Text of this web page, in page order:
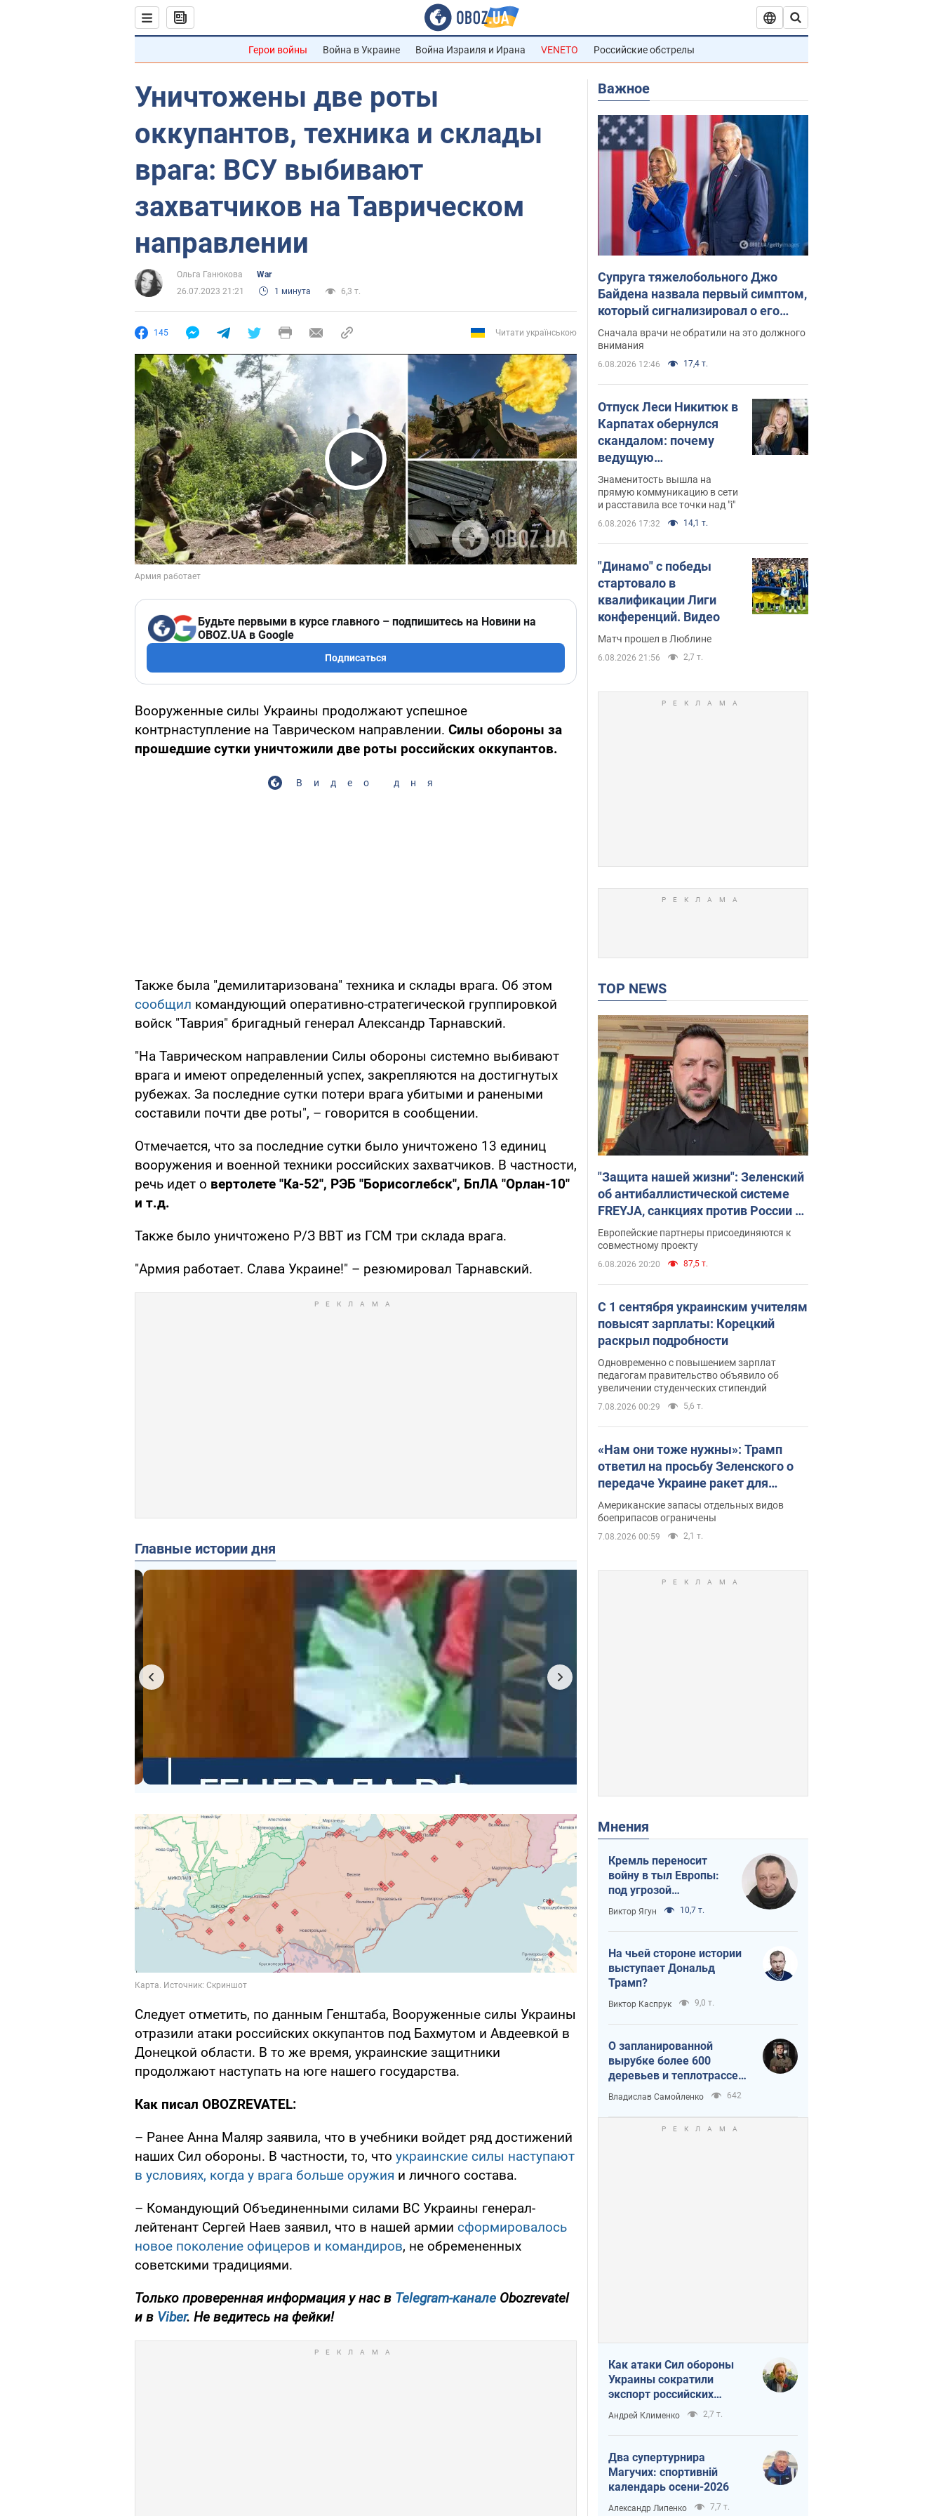
Герои войны Война в Украине Война Израиля и Ирана VENETO Российские обстрелы
Уничтожены две роты
оккупантов, техника и склады
врага: ВСУ выбивают
захватчиков на Таврическом
направлении
Ольга Ганюкова
War
26.07.2023 21:21
1 минута 6,3 т.
145 Читати українською
Play Video
Будьте первыми в курсе главного – подпишитесь на Новини на
OBOZ.UA в Google
Подписаться
Вооруженные силы Украины продолжают успешное
контрнаступление на Таврическом направлении. Силы обороны за
прошедшие сутки уничтожили две роты российских оккупантов.
Видео дня
Также была "демилитаризована" техника и склады врага. Об этом
сообщил командующий оперативно-стратегической группировкой
войск "Таврия" бригадный генерал Александр Тарнавский.
"На Таврическом направлении Силы обороны системно выбивают
врага и имеют определенный успех, закрепляются на достигнутых
рубежах. За последние сутки потери врага убитыми и ранеными
составили почти две роты", – говорится в сообщении.
Отмечается, что за последние сутки было уничтожено 13 единиц
вооружения и военной техники российских захватчиков. В частности,
речь идет о вертолете "Ка-52", РЭБ "Борисоглебск", БпЛА "Орлан-10"
и т.д.
Также было уничтожено Р/З ВВТ из ГСМ три склада врага.
"Армия работает. Слава Украине!" – резюмировал Тарнавский.
Главные истории дня
Следует отметить, по данным Генштаба, Вооруженные силы Украины
отразили атаки российских оккупантов под Бахмутом и Авдеевкой в
Донецкой области. В то же время, украинские защитники
продолжают наступать на юге нашего государства.
Как писал OBOZREVATEL:
– Ранее Анна Маляр заявила, что в учебники войдет ряд достижений
наших Сил обороны. В частности, то, что украинские силы наступают
в условиях, когда у врага больше оружия и личного состава.
– Командующий Объединенными силами ВС Украины генерал-
лейтенант Сергей Наев заявил, что в нашей армии сформировалось
новое поколение офицеров и командиров, не обремененных
советскими традициями.
Только проверенная информация у нас в Telegram-канале Obozrevatel
и в Viber. Не ведитесь на фейки!
Важное
Супруга тяжелобольного Джо
Байдена назвала первый симптом,
который сигнализировал о его
"агрессивном" раке
Сначала врачи не обратили на это должного
внимания
6.08.2026 12:46 17,4 т.
Отпуск Леси Никитюк в
Карпатах обернулся
скандалом: почему
ведущую
несправедливо
захейтили
Знаменитость вышла на
прямую коммуникацию в сети
и расставила все точки над "i"
6.08.2026 17:32 14,1 т.
"Динамо" с победы
стартовало в
квалификации Лиги
конференций. Видео
Матч прошел в Люблине
6.08.2026 21:56 2,7 т.
TOP NEWS
"Защита нашей жизни": Зеленский
об антибаллистической системе
FREYJA, санкциях против России и
поддержке аграриев. Видео
Европейские партнеры присоединяются к
совместному проекту
6.08.2026 20:20 87,5 т.
С 1 сентября украинским учителям
повысят зарплаты: Корецкий
раскрыл подробности
Одновременно с повышением зарплат
педагогам правительство объявило об
увеличении студенческих стипендий
7.08.2026 00:29 5,6 т.
«Нам они тоже нужны»: Трамп
ответил на просьбу Зеленского о
передаче Украине ракет для
Patriot
Американские запасы отдельных видов
боеприпасов ограничены
7.08.2026 00:59 2,1 т.
Мнения
Кремль переносит
войну в тыл Европы:
под угрозой
критическая
логистика
Виктор Ягун 10,7 т.
На чьей стороне истории
выступает Дональд
Трамп?
Виктор Каспрук 9,0 т.
О запланированной
вырубке более 600
деревьев и теплотрассе:
что происходит на
Теремках в Киеве
Владислав Самойленко 642
Как атаки Сил обороны
Украины сократили
экспорт российских
нефтепродуктов
Андрей Клименко 2,7 т.
Два супертурнира
Магучих: спортивній
календарь осени-2026
Александр Липенко 7,7 т.